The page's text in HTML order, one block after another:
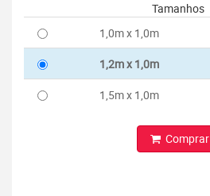
Tamanhos
1,0m x 1,0m
1,2m x 1,0m
1,5m x 1,0m
Comprar